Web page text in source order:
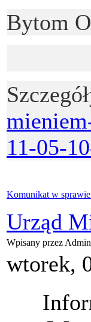
Bytom
11-05-
Komunikat w
Urząd
Wpisany przez
wtorek,